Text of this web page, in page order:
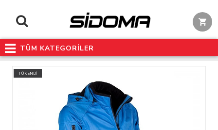
TÜM KATEGORİLER
TÜKENDİ